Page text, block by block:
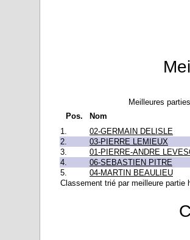
Meilleures
Pos.
Nom
1. 02-GERMAIN DELISLE
2.
03-PIERRE LEMIEUX
3.
01-PIERRE-ANDRE
4.
06-SEBASTIEN PITRE
5.
04-MARTIN BEAULIEU
Classement trié par meilleure partie